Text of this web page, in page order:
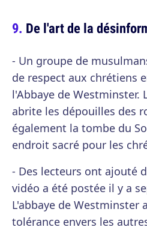
De l'art de la
- Un groupe de
de respect aux chrétiens
l'Abbaye de Westminster.
abrite les dépouilles des
également la tombe du
endroit sacré pour les
- Des lecteurs ont ajouté
vidéo a été postée il y a
L'abbaye de Westminster
tolérance envers les